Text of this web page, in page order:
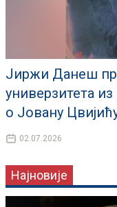
Јиржи Данеш
универзитета
о Јовану
02.07.2026
Најновије